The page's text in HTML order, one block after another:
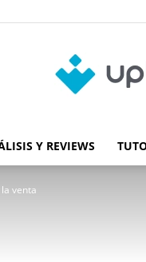
Y REVIEWS
venta